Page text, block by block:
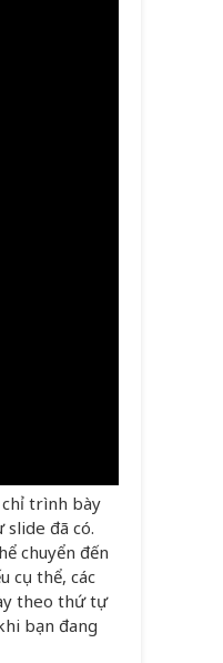
trình bày
đã có.
chuyển đến
cụ thể, các
theo thứ tự
bạn đang